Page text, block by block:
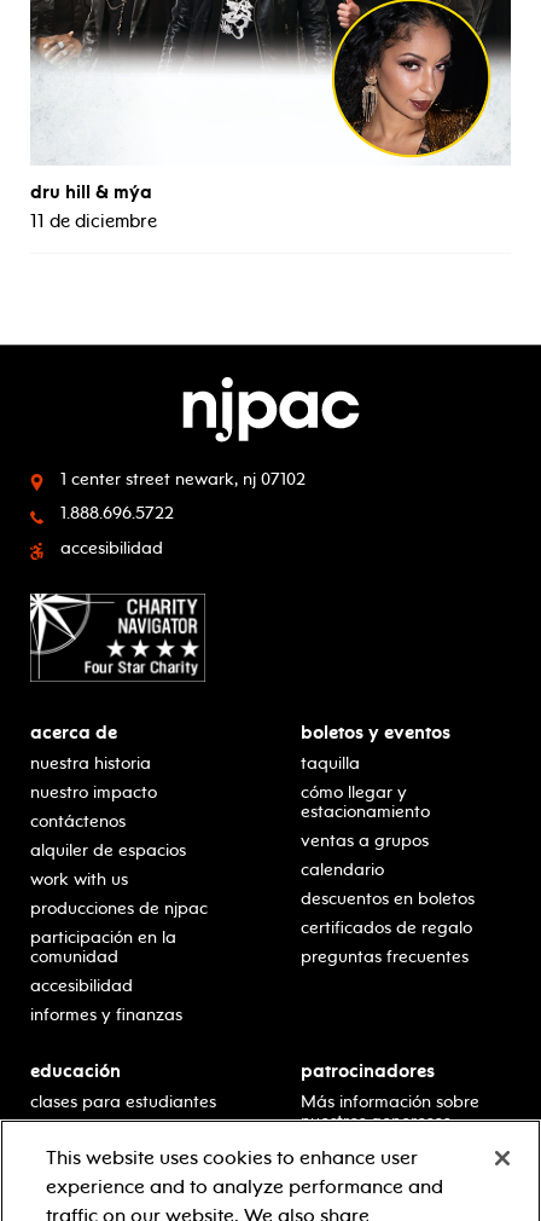
dru hill & mýa
11 de diciembre
1 center street newark, nj 07102
1.888.696.5722
accesibilidad
acerca de
nuestra historia
nuestro impacto
contáctenos
alquiler de espacios
work with us
producciones de njpac
participación en la
comunidad
accesibilidad
informes y finanzas
boletos y eventos
taquilla
cómo llegar y
estacionamiento
ventas a grupos
calendario
descuentos en boletos
certificados de regalo
preguntas frecuentes
educación
clases para estudiantes
escolar
residencias en escuelas
desarrollo profesional
patrocinadores
Más información sobre
nuestros generosos
This website uses cookies to enhance user
experience and to analyze performance and
traffic on our website. We also share